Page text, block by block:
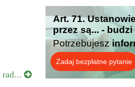
rad...
Art. 71.
przez są... -
Potrzebujesz
Zadaj bezpłatne pytanie